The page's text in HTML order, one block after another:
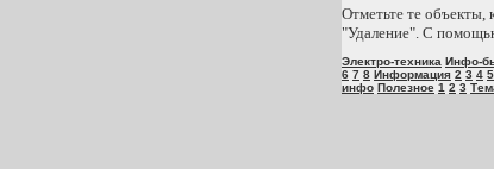
Отметьте те объекты,
"Удаление". С
Электро-техника Инфо-
6 7 8 Информация 2 3 4 5
инфо Полезное 1 2 3